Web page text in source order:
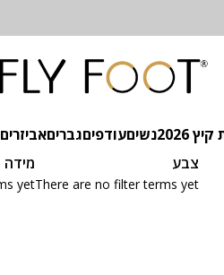
2026 נשיםעודפיםגברים
צבע
There are no filter terms yet
מידה
yet